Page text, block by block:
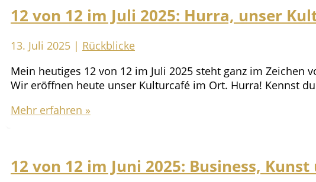
bewegt
beinahe
ausgebremst
12 von 12 im Juli 2025: Hurra, unser
13. Juli 2025 | Rückblicke
Mein heutiges 12 von 12 im Juli 2025 steht ganz im Zeichen
Wir eröffnen heute unser Kulturcafé im Ort. Hurra! Kennst
12
Juli
Mehr erfahren »
12 von 12 im Juni 2025: Business,